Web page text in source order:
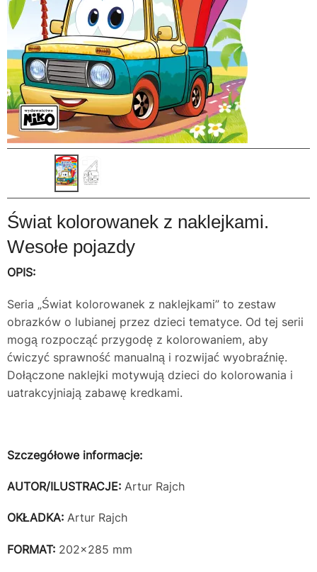
Świat kolorowanek z naklejkami.
Wesołe pojazdy
OPIS:
Seria „Świat kolorowanek z naklejkami” to zestaw
obrazków o lubianej przez dzieci tematyce. Od tej serii
mogą rozpocząć przygodę z kolorowaniem, aby
ćwiczyć sprawność manualną i rozwijać wyobraźnię.
Dołączone naklejki motywują dzieci do kolorowania i
uatrakcyjniają zabawę kredkami.
Szczegółowe informacje:
AUTOR/ILUSTRACJE: Artur Rajch
OKŁADKA: Artur Rajch
FORMAT: 202x285 mm